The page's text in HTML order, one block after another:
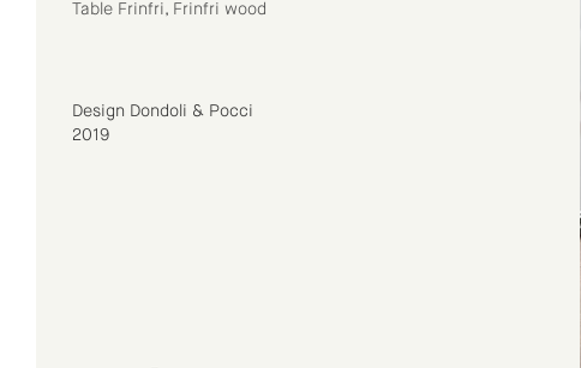
Table Frinfri, Frinfri wood
Design Dondoli & Pocci
2019